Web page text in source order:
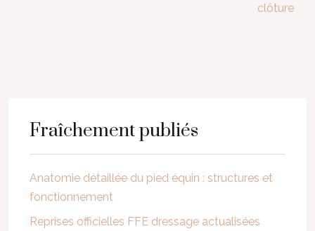
clôture
Fraîchement publiés
Anatomie détaillée du pied équin : structures et
fonctionnement
Reprises officielles FFE dressage actualisées